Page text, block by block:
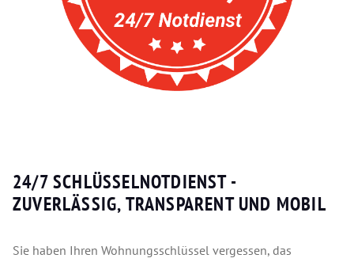
24/7 SCHLÜSSELNOTDIENST -
ZUVERLÄSSIG, TRANSPARENT UND MOBIL
Sie haben Ihren Wohnungsschlüssel vergessen, das